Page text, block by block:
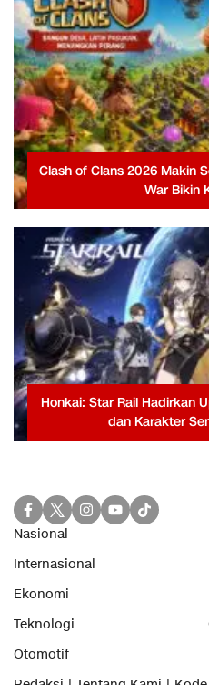
Clash of Clans 2026 Makin
War Bikin
Honkai: Star Rail Hadirkan
dan Karakter
Nasional
Internasional
Ekonomi
Teknologi
Otomotif